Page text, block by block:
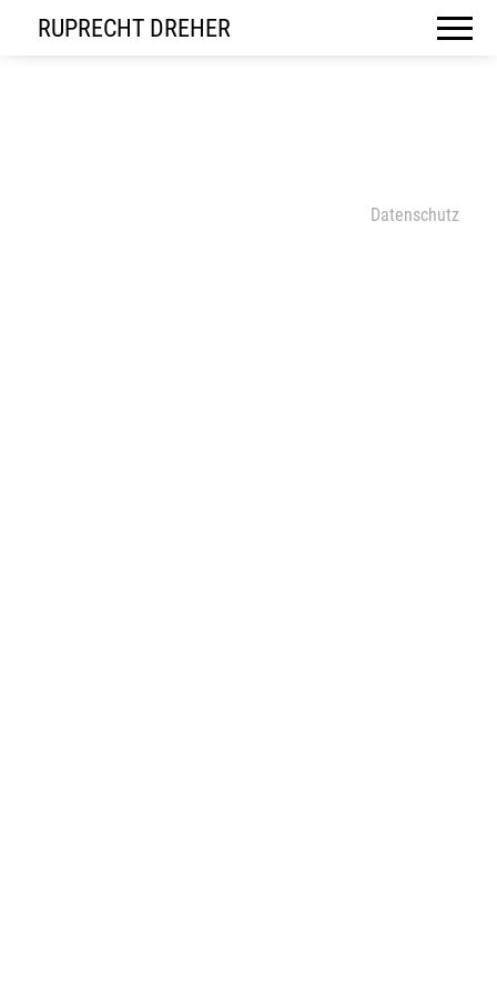
RUPRECHT DREHER
Datenschutz